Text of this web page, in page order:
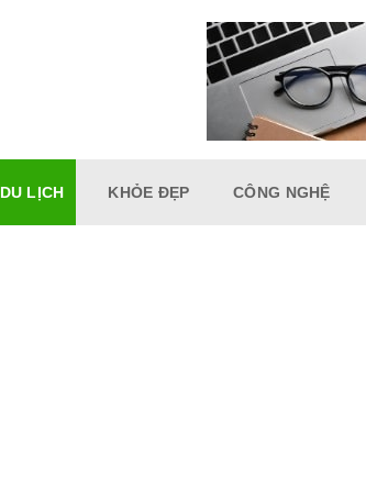
DU LỊCH KHỎE ĐẸP CÔNG NGHỆ